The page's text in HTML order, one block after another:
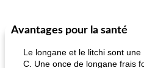
30min
Marques de confiance: recettes et
Avantages pour la santé
Le longane et le litchi sont
C. Une once de longane frais